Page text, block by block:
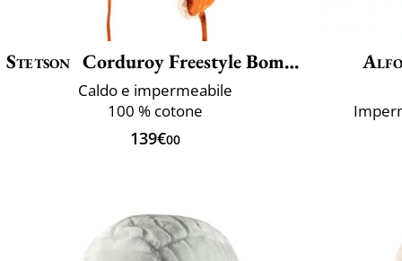
Stetson Corduroy Freestyle Bomber
Caldo e impermeabile
100 % cotone
139€00